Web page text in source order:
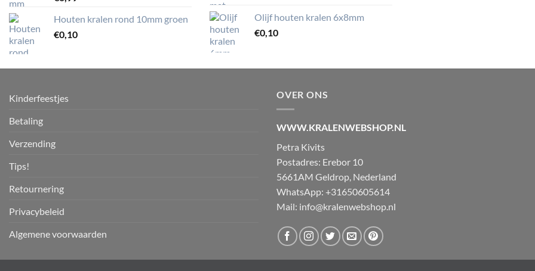
Houten kralen rond 10mm groen
€0,10
Olijf houten kralen 6x8mm
€0,10
Kinderfeestjes
Betaling
Verzending
Tips!
Retournering
Privacybeleid
Algemene voorwaarden
OVER ONS
WWW.KRALENWEBSHOP.NL
Petra Kivits
Postadres: Erebor 10
5661AM Geldrop, Nederland
WhatsApp: +31650605614
Mail: info@kralenwebshop.nl